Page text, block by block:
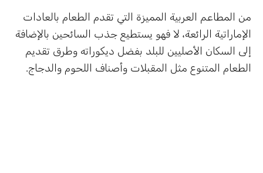
من المطاعم العربية المميزة التي تقدم الطعام بالعادات
الإماراتية الرائعة، لا فهو يستطيع جذب السائحين بالإضافة
إلى السكان الأصليين للبلد بفضل ديكوراته وطرق تقديم
الطعام المتنوع مثل المقبلات وأصناف اللحوم والدجاج.